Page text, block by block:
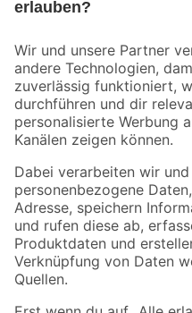
Der toom Newsletter: Keine
Zur Newsletter Anmeldung
Folge uns
Zahlungsarten
Sicher einkaufen